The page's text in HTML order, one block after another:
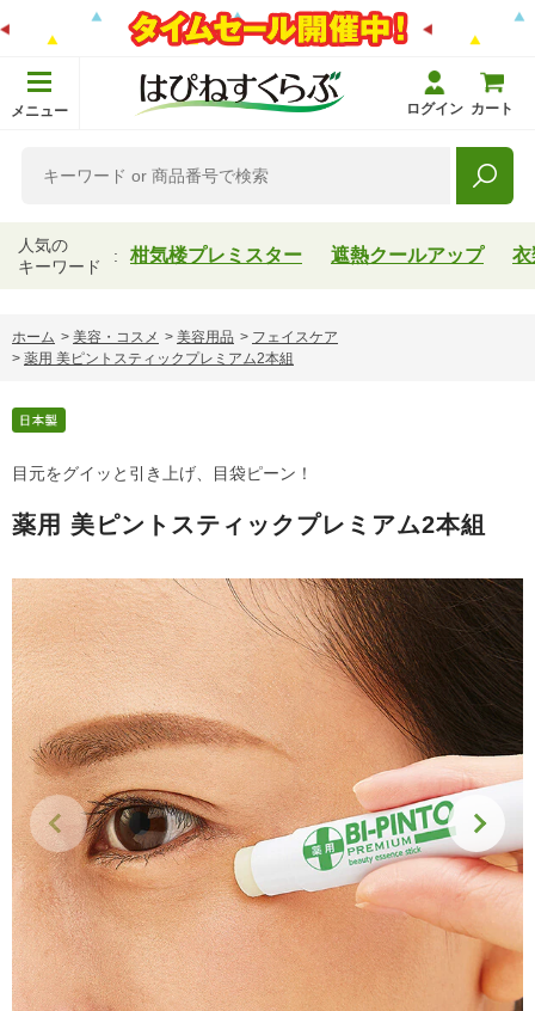
メニュー ログイン カート
人気の
キーワード
柑気楼プレミスター 遮熱クールアップ 衣
ホーム > 美容・コスメ > 美容用品 > フェイスケア
> 薬用 美ピントスティックプレミアム2本組
目元をグイッと引き上げ、目袋ピーン！
薬用 美ピントスティックプレミアム2本組